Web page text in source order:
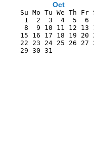
Oct
Su Mo Tu We Th Fr
1  2  3  4  5  6
8  9 10 11 12 13
15 16 17 18 19 20
22 23 24 25 26 27
29 30 31